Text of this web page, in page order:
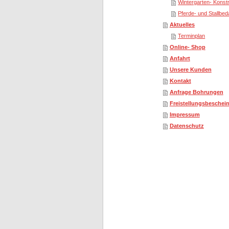
Wintergarten-
Pferde- und
Aktuelles
Terminplan
Online- Shop
Anfahrt
Unsere Kunden
Kontakt
Anfrage Bohrungen
Impressum
Datenschutz